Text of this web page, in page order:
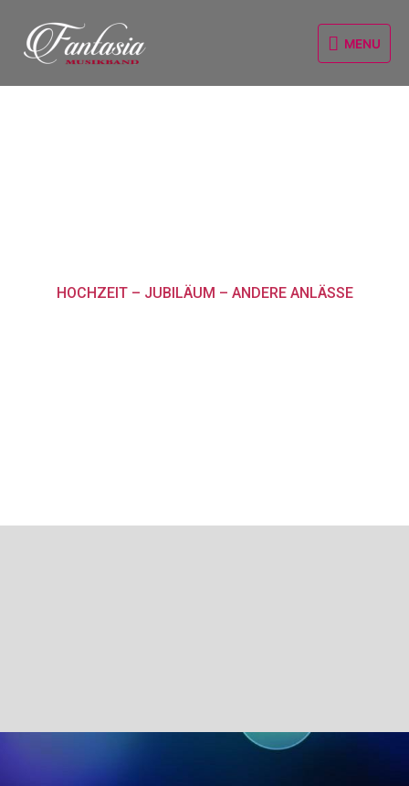
Inhalt
springen
MENU
HOCHZEIT – JUBILÄUM – ANDERE ANLÄSSE